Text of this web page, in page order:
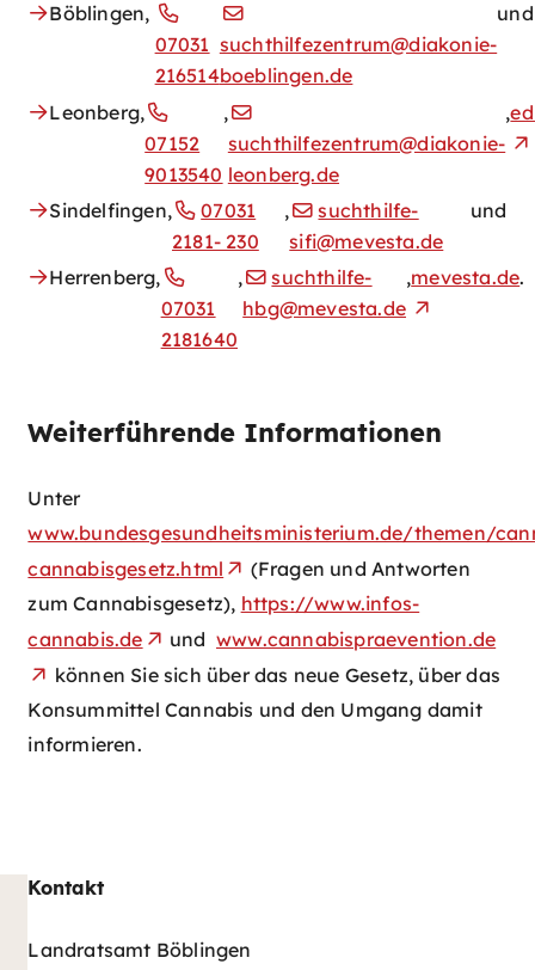
Böblingen,
07031
216514
suchthilfezentrum@diakonie-
boeblingen.de
und
Leonberg,
07152
9013540
,
suchthilfezentrum@diakonie-
leonberg.de
,
Sindelfingen,
07031
2181- 230
,
suchthilfe-
sifi@mevesta.de
und
Herrenberg,
07031
2181640
,
suchthilfe-
hbg@mevesta.de
,mevesta.de.
Weiterführende Informationen
Unter
www.bundesgesundheitsministerium.de/themen/
cannabisgesetz.html
(Fragen und Antworten
zum Cannabisgesetz), https://www.infos-
cannabis.de
und www.cannabispraevention.de
können Sie sich über das neue Gesetz, über das
Konsummittel Cannabis und den Umgang damit
informieren.
Kontakt
Landratsamt Böblingen